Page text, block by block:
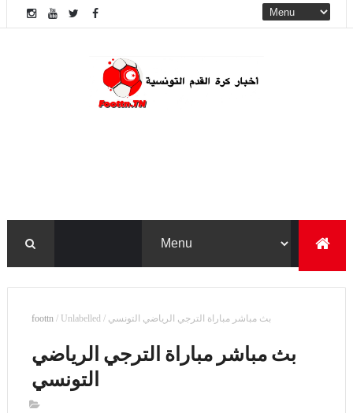
foottn /Unlabelled / بث مباشر مباراة الترجي الرياضي التونسي
بث مباشر مباراة الترجي الرياضي
التونسي